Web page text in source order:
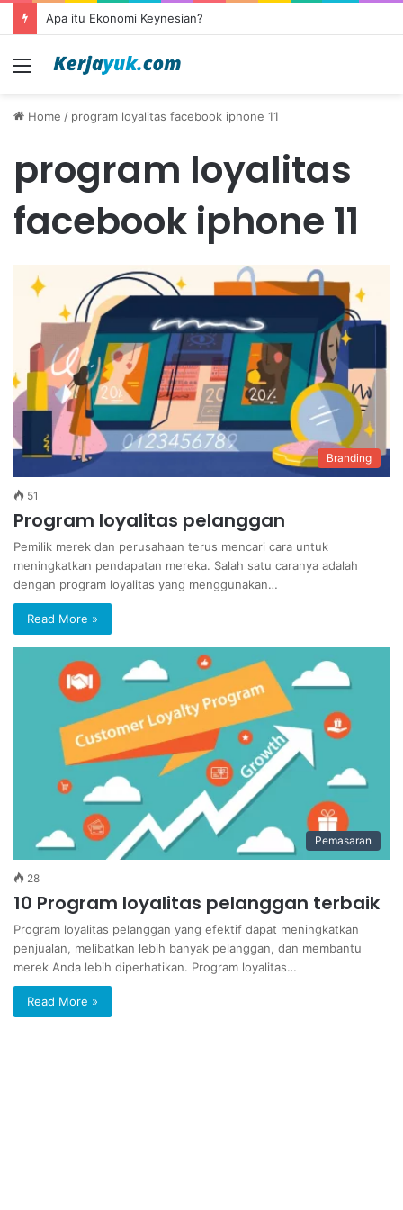
Apa itu Ekonomi Keynesian?
Menu
Home / program loyalitas facebook iphone 11
program loyalitas
facebook iphone 11
Branding
51
Program loyalitas pelanggan
Pemilik merek dan perusahaan terus mencari cara untuk
meningkatkan pendapatan mereka. Salah satu caranya adalah
dengan program loyalitas yang menggunakan…
Read More »
Pemasaran
28
10 Program loyalitas pelanggan terbaik
Program loyalitas pelanggan yang efektif dapat meningkatkan
penjualan, melibatkan lebih banyak pelanggan, dan membantu
merek Anda lebih diperhatikan. Program loyalitas…
Read More »